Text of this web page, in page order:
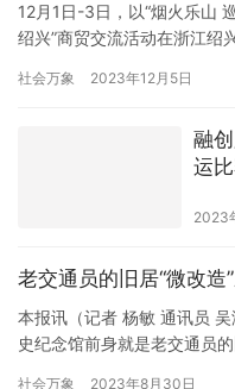
12月1日-3日，以“烟火乐山
绍兴”商贸交流活动在浙江绍
眉山市、井研县等38户企业
鸡、乌天麻、野山菌、山珍
社会万象 2023年12月5日
融
运
2023
老交通员的旧居“微改造
本报讯（记者 杨敏 通讯员
史纪念馆前身就是老交通员
社会万象 2023年8月30日